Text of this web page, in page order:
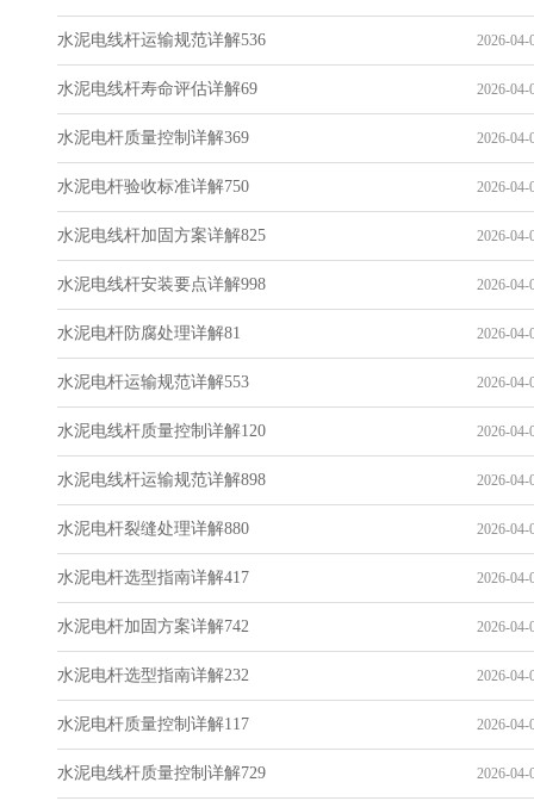
水泥电线杆运输规范详解536 2026-04-
水泥电线杆寿命评估详解69 2026-04-
水泥电杆质量控制详解369 2026-04-
水泥电杆验收标准详解750 2026-04-
水泥电线杆加固方案详解825 2026-04-
水泥电线杆安装要点详解998 2026-04-
水泥电杆防腐处理详解81 2026-04-
水泥电杆运输规范详解553 2026-04-
水泥电线杆质量控制详解120 2026-04-
水泥电线杆运输规范详解898 2026-04-
水泥电杆裂缝处理详解880 2026-04-
水泥电杆选型指南详解417 2026-04-
水泥电杆加固方案详解742 2026-04-
水泥电杆选型指南详解232 2026-04-
水泥电杆质量控制详解117 2026-04-
水泥电线杆质量控制详解729 2026-04-